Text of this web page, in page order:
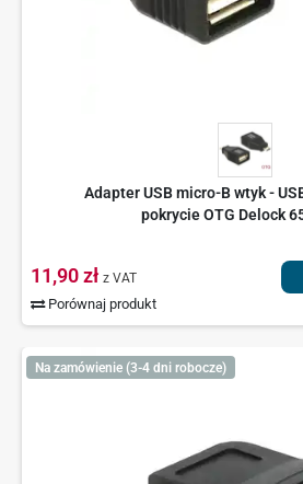
Adapter USB micro-B wtyk -
pokrycie OTG Delock
11,90 zł z VAT
Porównaj produkt
Na zamówienie (3-4 dni robocze)